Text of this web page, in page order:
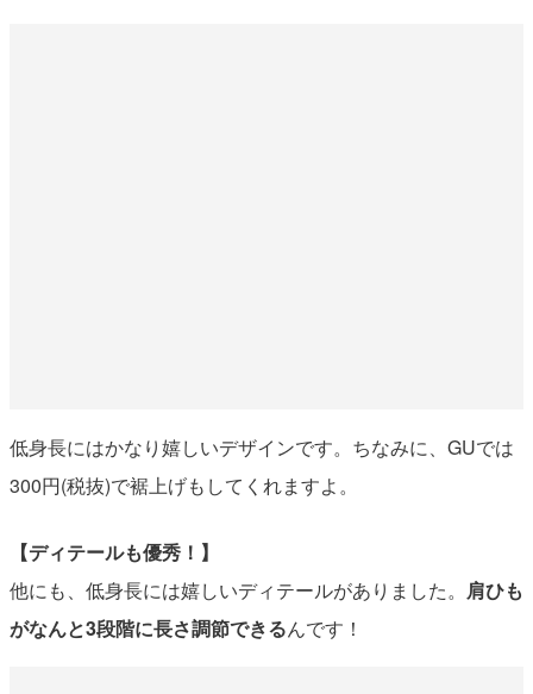
低身長にはかなり嬉しいデザインです。ちなみに、GUでは
300円(税抜)で裾上げもしてくれますよ。
【ディテールも優秀！】
他にも、低身長には嬉しいディテールがありました。 肩ひも
がなんと3段階に長さ調節できるんです！